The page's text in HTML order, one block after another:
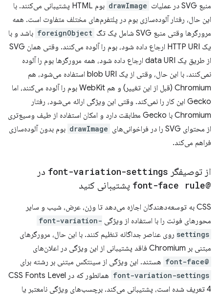
منبع SVG در عملیات
drawImage
بوم HTML پشتیبانی می‌کنند. با
این حال، رفتار آلوده‌سازی بوم در پلتفرم‌های مختلف متفاوت است. همه
مرورگرها وقتی منبع SVG شامل یک تگ
foreignObject باشد و با
یک HTTP URI ارجاع داده شود، بوم را آلوده می‌کنند. وقتی همان SVG
از طریق یک data URI ارجاع داده شود، همه مرورگرها بوم را آلوده
نمی‌کنند. با این حال، وقتی از یک blob URI استفاده می‌شود، هم
Chromium (قبل از این تغییر) و هم WebKit بوم را آلوده می‌کنند، اما
Gecko این کار را نمی‌کند. وقتی این ویژگی ارائه می‌شود، رفتار
Chromium با Gecko مطابقت دارد و امکان استفاده از طیف وسیع‌تری
از محتوای SVG را در فراخوانی‌های
drawImage بوم بدون آلوده‌سازی
فراهم می‌کند.
از توصیفگر font-variation-settings در
@font-face rule پشتیبانی کنید
CSS به توسعه‌دهندگان اجازه می‌دهد تا وزن، عرض، شیب و سایر
محورهای فونت را با استفاده از ویژگی font-variation-
settings روی عناصر جداگانه تنظیم کنند. با این حال، مرورگرهای
مبتنی بر Chromium فاقد پشتیبانی از این ویژگی در اعلان‌های
@font-face هستند. این ویژگی از سینتکس مبتنی بر رشته برای
font-variation-settings
همانطور که در CSS Fonts Level
4 تعریف شده است، پشتیبانی می‌کند. برچسب‌های ویژگی نامعتبر یا